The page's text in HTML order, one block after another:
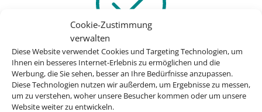
Cookie-Zustimmung
verwalten
Diese Website verwendet Cookies und Targeting Technologien, um
Ihnen ein besseres Internet-Erlebnis zu ermöglichen und die
Werbung, die Sie sehen, besser an Ihre Bedürfnisse anzupassen.
Diese Technologien nutzen wir außerdem, um Ergebnisse zu messen,
um zu verstehen, woher unsere Besucher kommen oder um unsere
Website weiter zu entwickeln.
Einfach und schnell
Buchen Sie Bahn und Hotel im